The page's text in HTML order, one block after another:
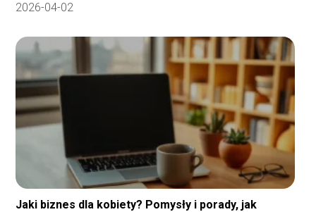
2026-04-02
Jaki biznes dla kobiety? Pomysły i porady, jak